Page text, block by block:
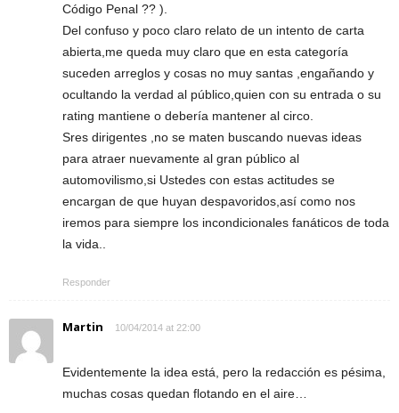
Código Penal ?? ).
Del confuso y poco claro relato de un intento de carta
abierta,me queda muy claro que en esta categoría
suceden arreglos y cosas no muy santas ,engañando y
ocultando la verdad al público,quien con su entrada o su
rating mantiene o debería mantener al circo.
Sres dirigentes ,no se maten buscando nuevas ideas
para atraer nuevamente al gran público al
automovilismo,si Ustedes con estas actitudes se
encargan de que huyan despavoridos,así como nos
iremos para siempre los incondicionales fanáticos de toda
la vida..
Responder
Martin 10/04/2014 at 22:00
Evidentemente la idea está, pero la redacción es pésima,
muchas cosas quedan flotando en el aire…